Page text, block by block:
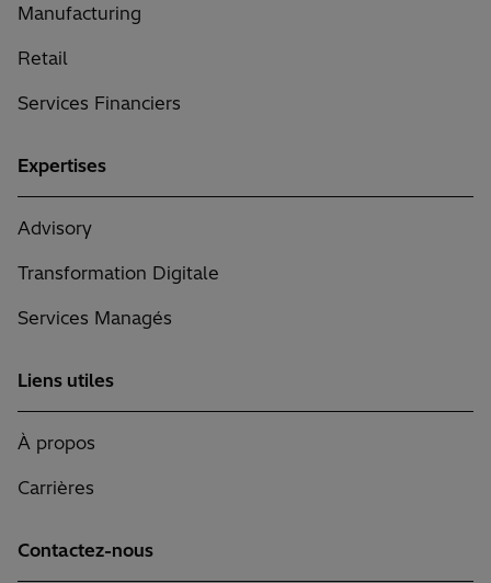
Manufacturing
Retail
Services Financiers
Expertises
Advisory
Transformation Digitale
Services Managés
Liens utiles
À propos
Carrières
Contactez-nous